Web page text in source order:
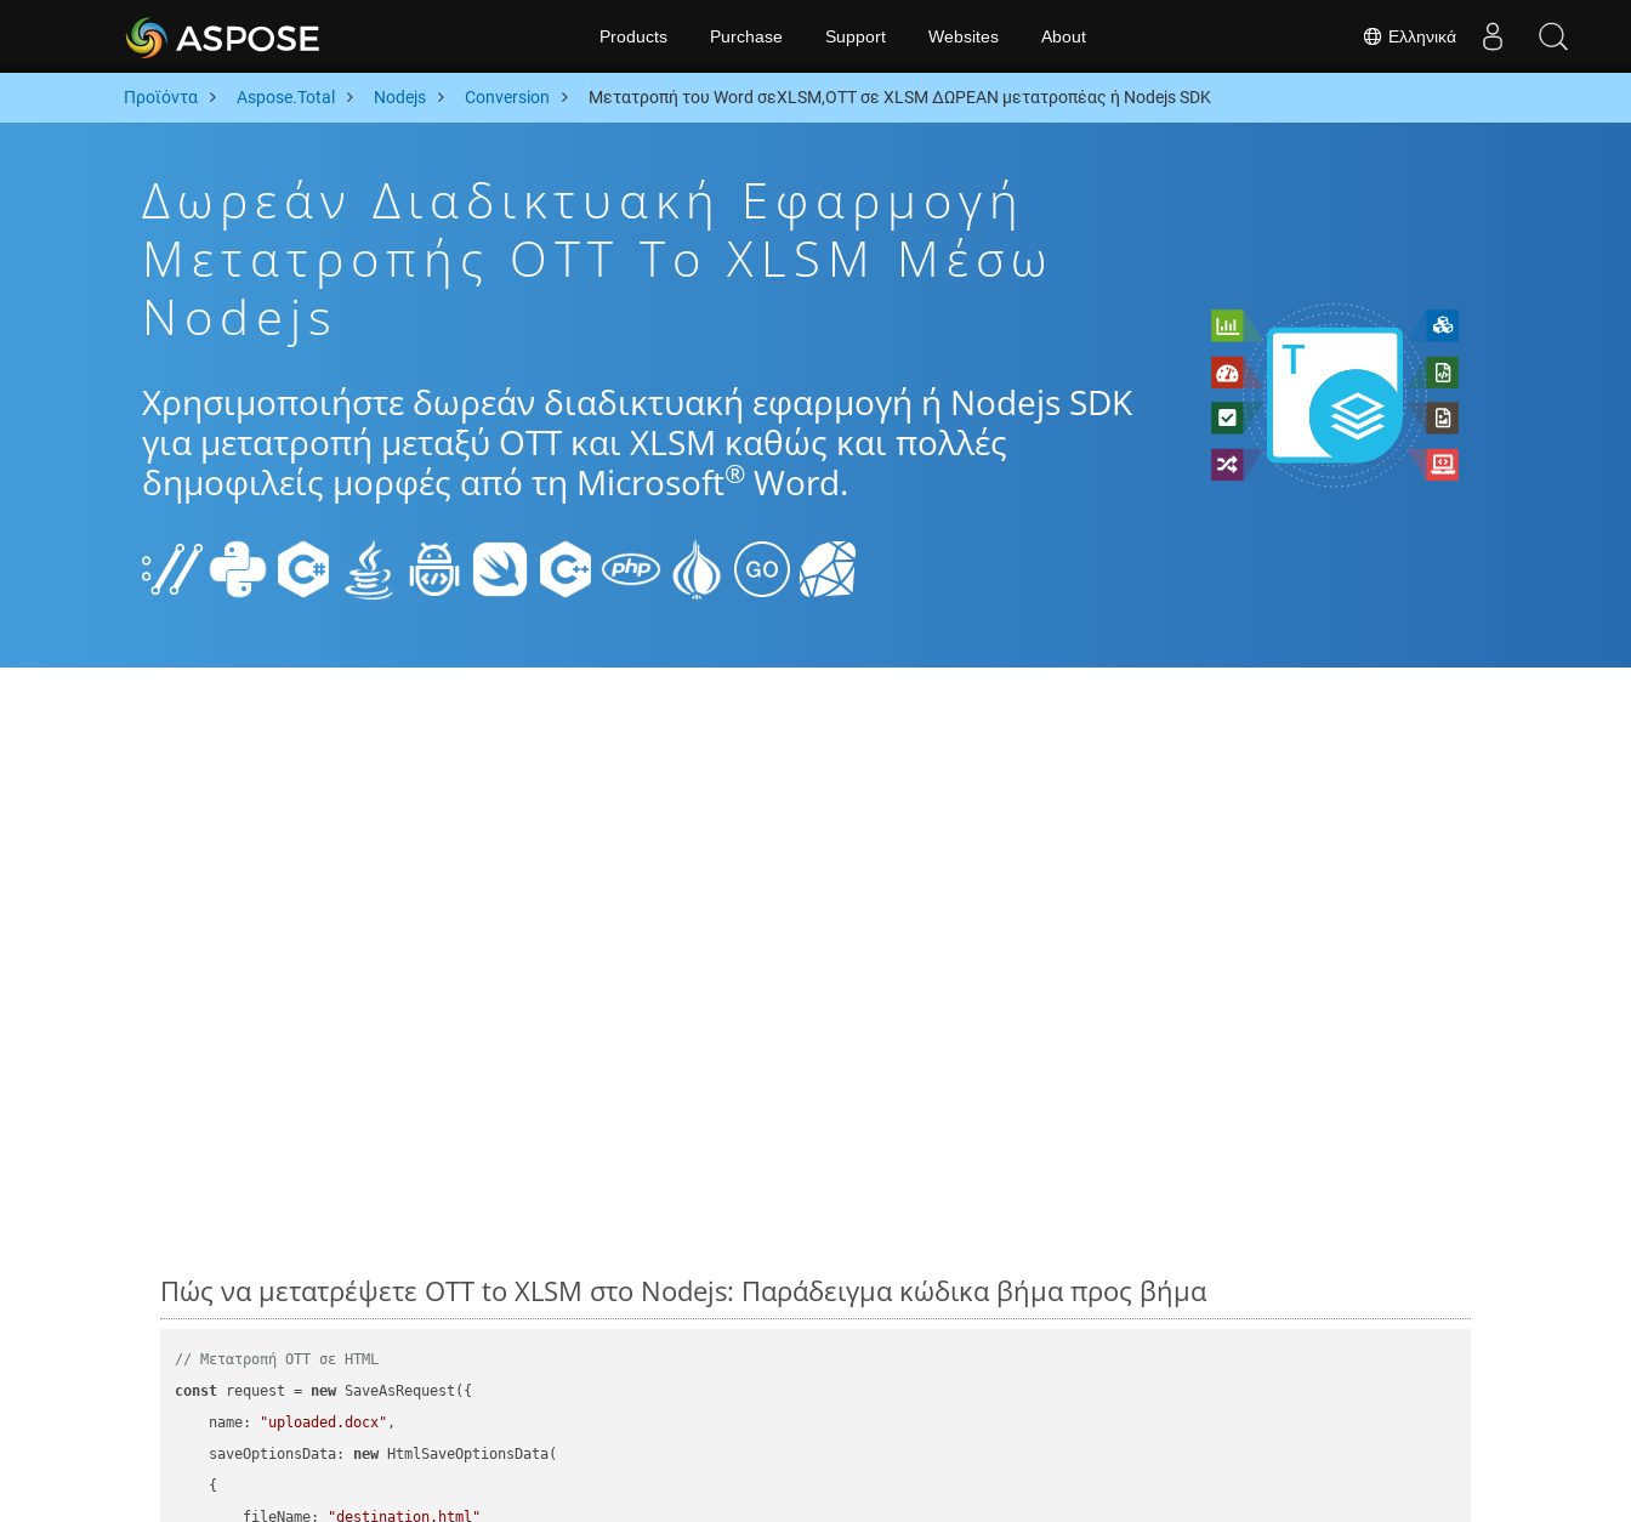
Ελληνικά
Products Purchase Support Websites About
Προϊόντα Aspose.Total Nodejs Conversion Μετατροπή του Word σεXLSM,OTT σε XLSM ΔΩΡΕΑΝ μετατροπέας ή Nodejs SDK
Δωρεάν Διαδικτυακή Εφαρμογή
Μετατροπής OTT To XLSM Μέσω
Nodejs
Χρησιμοποιήστε δωρεάν διαδικτυακή εφαρμογή ή Nodejs SDK
για μετατροπή μεταξύ OTT και XLSM καθώς και πολλές
δημοφιλείς μορφές από τη Microsoft® Word.
Πώς να μετατρέψετε OTT to XLSM στο Nodejs: Παράδειγμα κώδικα βήμα προς βήμα
// Μετατροπή OTT σε HTML
const request = new SaveAsRequest({
name: "uploaded.docx" ,
saveOptionsData: new HtmlSaveOptionsData(
    {
fileName:
"destination.html"